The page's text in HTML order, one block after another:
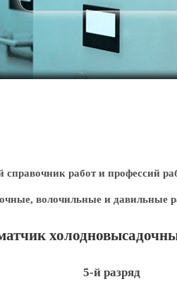
работ и профессий
волочильные и давильные
5-й разряд